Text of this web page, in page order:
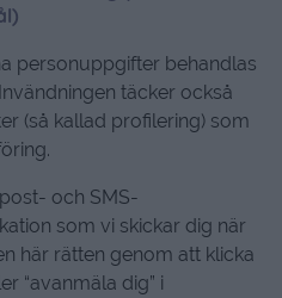
personuppgifter behandlas
täcker också
(så kallad profilering) som
och SMS-
som vi skickar dig när
här rätten genom att klicka
“avanmäla dig” i